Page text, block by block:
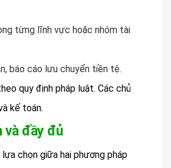
từng lĩnh vực hoặc nhóm tài
báo cáo lưu chuyển tiền tệ.
quy định pháp luật. Các chủ
kế toán.
và đầy đủ
chọn giữa hai phương pháp